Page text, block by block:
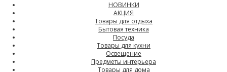
НОВИНКИ
АКЦИЯ
Товары для отдыха
Бытовая техника
Посуда
Товары для кухни
Освещение
Предметы интерьера
Товары для дома